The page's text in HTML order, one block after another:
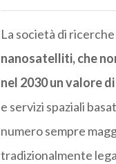
La società di
nanosatelliti, che
nel 2030 un valore
e servizi spaziali
numero sempre
tradizionalmente